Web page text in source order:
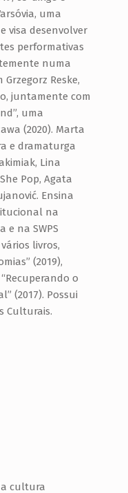
uma
visa desenvolver
performativas
numa
Reske,
juntamente com
uma
(2020). Marta
e dramaturga
Lina
Pop, Agata
Ensina
na
e na SWPS
livros,
(2019),
o
(2017). Possui
Culturais.
cultura